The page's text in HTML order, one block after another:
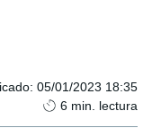
: 05/01/2023 18:35
6 min. lectura